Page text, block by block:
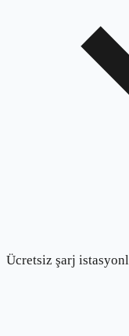
Ücretsiz şarj